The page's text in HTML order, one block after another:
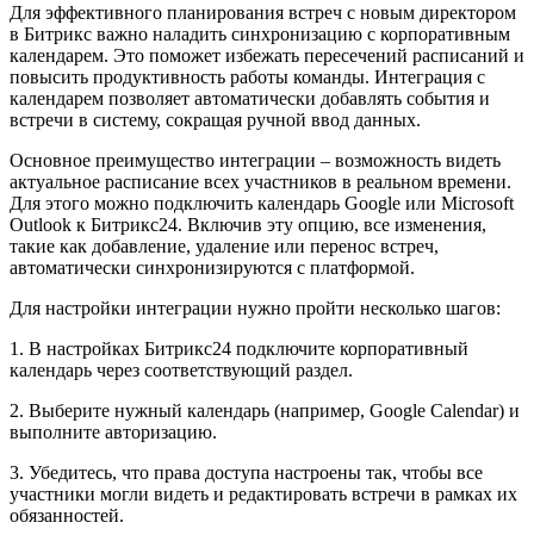
Для эффективного планирования встреч с новым директором
в Битрикс важно наладить синхронизацию с корпоративным
календарем. Это поможет избежать пересечений расписаний и
повысить продуктивность работы команды. Интеграция с
календарем позволяет автоматически добавлять события и
встречи в систему, сокращая ручной ввод данных.
Основное преимущество интеграции – возможность видеть
актуальное расписание всех участников в реальном времени.
Для этого можно подключить календарь Google или Microsoft
Outlook к Битрикс24. Включив эту опцию, все изменения,
такие как добавление, удаление или перенос встреч,
автоматически синхронизируются с платформой.
Для настройки интеграции нужно пройти несколько шагов:
1. В настройках Битрикс24 подключите корпоративный
календарь через соответствующий раздел.
2. Выберите нужный календарь (например, Google Calendar) и
выполните авторизацию.
3. Убедитесь, что права доступа настроены так, чтобы все
участники могли видеть и редактировать встречи в рамках их
обязанностей.